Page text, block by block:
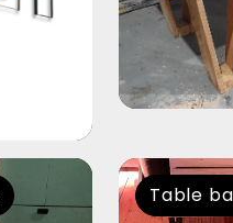
Table